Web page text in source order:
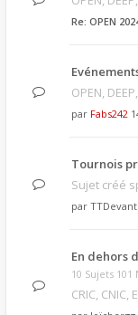
Re: OPEN
OPEN,
par Fabs242
Tournois
Sujet créé
par TTDevant
En dehors
10 Sujets 101
CRIC, CNIC,